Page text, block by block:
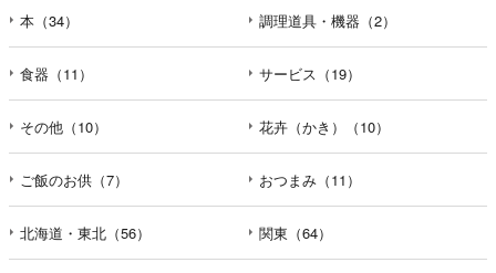
本（34） 調理道具・機器（2）
食器（11） サービス（19）
その他（10） 花卉（かき）（10）
ご飯のお供（7） おつまみ（11）
北海道・東北（56） 関東（64）